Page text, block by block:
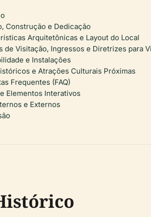
Construção e Dedicação
Arquitetônicas e Layout do Local
de Visitação, Ingressos e Diretrizes para
e Instalações
e Atrações Culturais Próximas
Frequentes (FAQ)
Elementos Interativos
e Externos